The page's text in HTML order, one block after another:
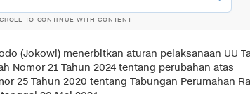
TO CONTINUE WITH CONTENT
(Jokowi) menerbitkan aturan pelaksanaan UU
Nomor 21 Tahun 2024 tentang perubahan atas
25 Tahun 2020 tentang Tabungan Perumahan